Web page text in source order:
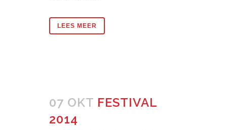
LEES MEER
07 OKT FESTIVAL
2014